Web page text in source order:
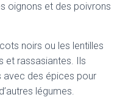
oignons et des poivrons
noirs ou les lentilles
et rassasiantes. Ils
avec des épices pour
légumes.